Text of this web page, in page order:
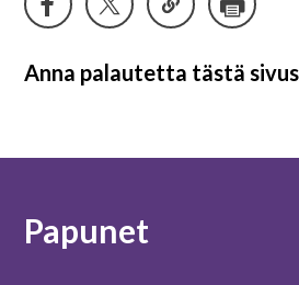
Anna palautetta tästä
Papunet